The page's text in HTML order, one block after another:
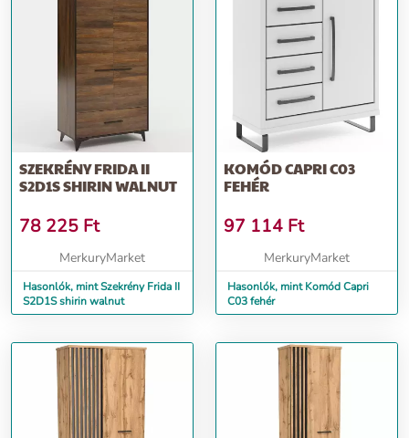
SZEKRÉNY FRIDA II
S2D1S SHIRIN WALNUT
78 225 Ft
MerkuryMarket
Hasonlók, mint Szekrény Frida II
S2D1S shirin walnut
KOMÓD CAPRI C03
FEHÉR
97 114 Ft
MerkuryMarket
Hasonlók, mint Komód Capri
C03 fehér